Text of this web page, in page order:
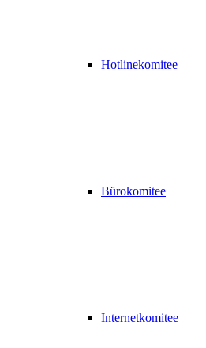
Hotlinekomitee
Bürokomitee
Internetkomitee